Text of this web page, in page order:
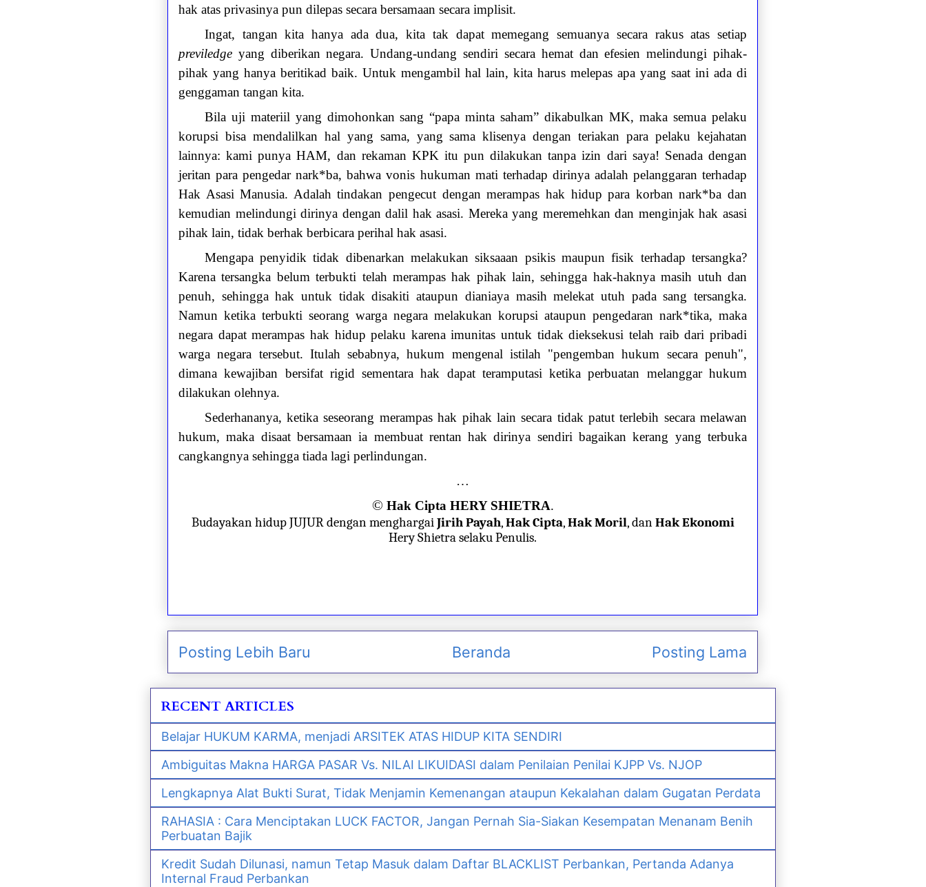
hak atas privasinya pun dilepas secara bersamaan secara implisit.
Ingat, tangan kita hanya ada dua, kita tak dapat memegang semuanya secara rakus atas setiap
previledge yang diberikan negara. Undang-undang sendiri secara hemat dan efesien melindungi pihak-
pihak yang hanya beritikad baik. Untuk mengambil hal lain, kita harus melepas apa yang saat ini ada di
genggaman tangan kita.
Bila uji materiil yang dimohonkan sang “papa minta saham” dikabulkan MK, maka semua pelaku
korupsi bisa mendalilkan hal yang sama, yang sama klisenya dengan teriakan para pelaku kejahatan
lainnya: kami punya HAM, dan rekaman KPK itu pun dilakukan tanpa izin dari saya! Senada dengan
jeritan para pengedar nark*ba, bahwa vonis hukuman mati terhadap dirinya adalah pelanggaran terhadap
Hak Asasi Manusia. Adalah tindakan pengecut dengan merampas hak hidup para korban nark*ba dan
kemudian melindungi dirinya dengan dalil hak asasi. Mereka yang meremehkan dan menginjak hak asasi
pihak lain, tidak berhak berbicara perihal hak asasi.
Mengapa penyidik tidak dibenarkan melakukan siksaaan psikis maupun fisik terhadap tersangka?
Karena tersangka belum terbukti telah merampas hak pihak lain, sehingga hak-haknya masih utuh dan
penuh, sehingga hak untuk tidak disakiti ataupun dianiaya masih melekat utuh pada sang tersangka.
Namun ketika terbukti seorang warga negara melakukan korupsi ataupun pengedaran nark*tika, maka
negara dapat merampas hak hidup pelaku karena imunitas untuk tidak dieksekusi telah raib dari pribadi
warga negara tersebut. Itulah sebabnya, hukum mengenal istilah "pengemban hukum secara penuh",
dimana kewajiban bersifat rigid sementara hak dapat teramputasi ketika perbuatan melanggar hukum
dilakukan olehnya.
Sederhananya, ketika seseorang merampas hak pihak lain secara tidak patut terlebih secara melawan
hukum, maka disaat bersamaan ia membuat rentan hak dirinya sendiri bagaikan kerang yang terbuka
cangkangnya sehingga tiada lagi perlindungan.
…
© Hak Cipta HERY SHIETRA.
Budayakan hidup JUJUR dengan menghargaiJirih Payah,Hak Cipta,Hak Moril, danHak Ekonomi
Hery Shietra selaku Penulis.
Posting Lebih Baru Posting Lama
Beranda
RECENT ARTICLES
Belajar HUKUM KARMA, menjadi ARSITEK ATAS HIDUP KITA SENDIRI
Ambiguitas Makna HARGA PASAR Vs. NILAI LIKUIDASI dalam Penilaian Penilai KJPP Vs. NJOP
Lengkapnya Alat Bukti Surat, Tidak Menjamin Kemenangan ataupun Kekalahan dalam Gugatan Perdata
RAHASIA : Cara Menciptakan LUCK FACTOR, Jangan Pernah Sia-Siakan Kesempatan Menanam Benih
Perbuatan Bajik
Kredit Sudah Dilunasi, namun Tetap Masuk dalam Daftar BLACKLIST Perbankan, Pertanda Adanya
Internal Fraud Perbankan